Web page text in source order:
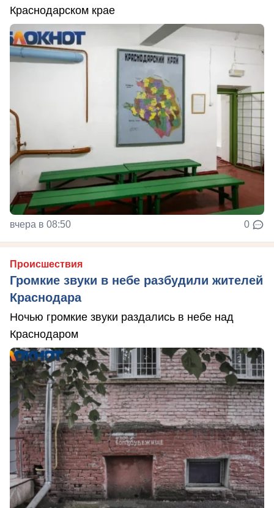
Краснодарском крае
вчера в 08:50 0
Происшествия
Громкие звуки в небе разбудили жителей
Краснодара
Ночью громкие звуки раздались в небе над
Краснодаром